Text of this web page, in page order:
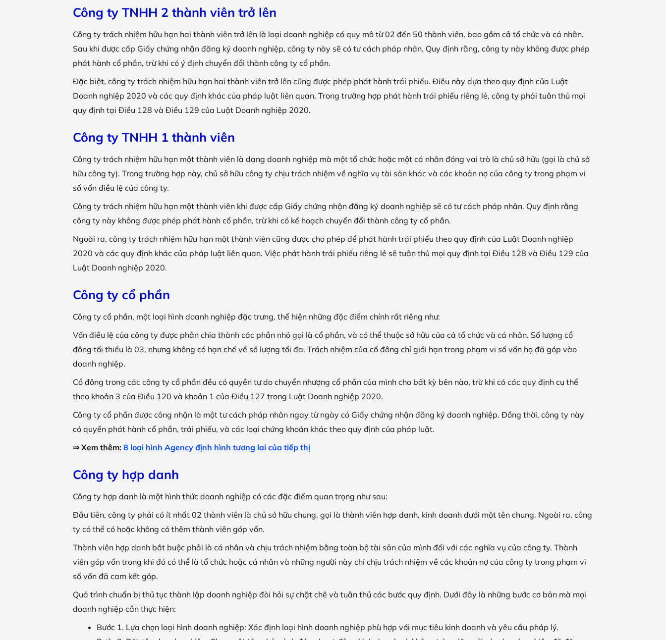
Công ty TNHH 2 thành viên trở lên
Công ty trách nhiệm hữu hạn hai thành viên trở lên là loại doanh nghiệp có quy mô từ 02 đến 50 thành viên, bao gồm cả tổ chức và cá nhân.
Sau khi được cấp Giấy chứng nhận đăng ký doanh nghiệp, công ty này sẽ có tư cách pháp nhân. Quy định rằng, công ty này không được phép
phát hành cổ phần, trừ khi có ý định chuyển đổi thành công ty cổ phần.
Đặc biệt, công ty trách nhiệm hữu hạn hai thành viên trở lên cũng được phép phát hành trái phiếu. Điều này dựa theo quy định của Luật
Doanh nghiệp 2020 và các quy định khác của pháp luật liên quan. Trong trường hợp phát hành trái phiếu riêng lẻ, công ty phải tuân thủ mọi
quy định tại Điều 128 và Điều 129 của Luật Doanh nghiệp 2020.
Công ty TNHH 1 thành viên
Công ty trách nhiệm hữu hạn một thành viên là dạng doanh nghiệp mà một tổ chức hoặc một cá nhân đóng vai trò là chủ sở hữu (gọi là chủ sở
hữu công ty). Trong trường hợp này, chủ sở hữu công ty chịu trách nhiệm về nghĩa vụ tài sản khác và các khoản nợ của công ty trong phạm vi
số vốn điều lệ của công ty.
Công ty trách nhiệm hữu hạn một thành viên khi được cấp Giấy chứng nhận đăng ký doanh nghiệp sẽ có tư cách pháp nhân. Quy định rằng
công ty này không được phép phát hành cổ phần, trừ khi có kế hoạch chuyển đổi thành công ty cổ phần.
Ngoài ra, công ty trách nhiệm hữu hạn một thành viên cũng được cho phép để phát hành trái phiếu theo quy định của Luật Doanh nghiệp
2020 và các quy định khác của pháp luật liên quan. Việc phát hành trái phiếu riêng lẻ sẽ tuân thủ mọi quy định tại Điều 128 và Điều 129 của
Luật Doanh nghiệp 2020.
Công ty cổ phần
Công ty cổ phần, một loại hình doanh nghiệp đặc trưng, thể hiện những đặc điểm chính rất riêng như:
Vốn điều lệ của công ty được phân chia thành các phần nhỏ gọi là cổ phần, và có thể thuộc sở hữu của cả tổ chức và cá nhân. Số lượng cổ
đông tối thiểu là 03, nhưng không có hạn chế về số lượng tối đa. Trách nhiệm của cổ đông chỉ giới hạn trong phạm vi số vốn họ đã góp vào
doanh nghiệp.
Cổ đông trong các công ty cổ phần đều có quyền tự do chuyển nhượng cổ phần của mình cho bất kỳ bên nào, trừ khi có các quy định cụ thể
theo khoản 3 của Điều 120 và khoản 1 của Điều 127 trong Luật Doanh nghiệp 2020.
Công ty cổ phần được công nhận là một tư cách pháp nhân ngay từ ngày có Giấy chứng nhận đăng ký doanh nghiệp. Đồng thời, công ty này
có quyền phát hành cổ phần, trái phiếu, và các loại chứng khoán khác theo quy định của pháp luật.
⇒ Xem thêm: 8 loại hình Agency định hình tương lai của tiếp thị
Công ty hợp danh
Công ty hợp danh là một hình thức doanh nghiệp có các đặc điểm quan trọng như sau:
Đầu tiên, công ty phải có ít nhất 02 thành viên là chủ sở hữu chung, gọi là thành viên hợp danh, kinh doanh dưới một tên chung. Ngoài ra, công
ty có thể có hoặc không có thêm thành viên góp vốn.
Thành viên hợp danh bắt buộc phải là cá nhân và chịu trách nhiệm bằng toàn bộ tài sản của mình đối với các nghĩa vụ của công ty. Thành
viên góp vốn trong khi đó có thể là tổ chức hoặc cá nhân và những người này chỉ chịu trách nhiệm về các khoản nợ của công ty trong phạm vi
số vốn đã cam kết góp.
Quá trình chuẩn bị thủ tục thành lập doanh nghiệp đòi hỏi sự chặt chẽ và tuân thủ các bước quy định. Dưới đây là những bước cơ bản mà mọi
doanh nghiệp cần thực hiện:
Bước 1. Lựa chọn loại hình doanh nghiệp: Xác định loại hình doanh nghiệp phù hợp với mục tiêu kinh doanh và yêu cầu pháp lý.